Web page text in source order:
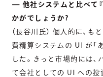
— 他社システムと比べて
かがでしょうか?
（長谷川氏） 個人的に、
費精算システムの UI が「
した。きっと市場的には
て会社としての UI への投